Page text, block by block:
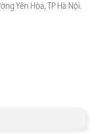
Yên Hòa, TP Hà Nội.